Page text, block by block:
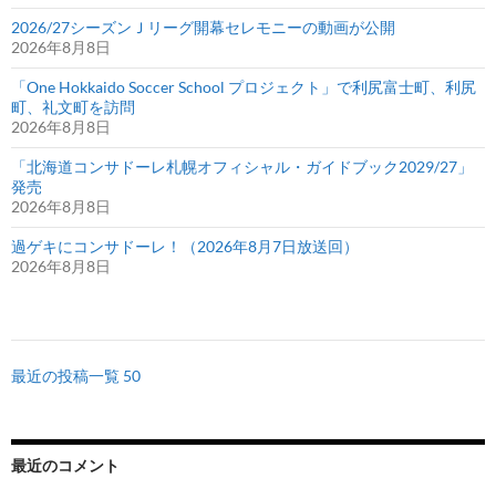
2026/27シーズンＪリーグ開幕セレモニーの動画が公開
2026年8月8日
「One Hokkaido Soccer School プロジェクト」で利尻富士町、利尻
町、礼文町を訪問
2026年8月8日
「北海道コンサドーレ札幌オフィシャル・ガイドブック2029/27」
発売
2026年8月8日
過ゲキにコンサドーレ！（2026年8月7日放送回）
2026年8月8日
最近の投稿一覧 50
最近のコメント